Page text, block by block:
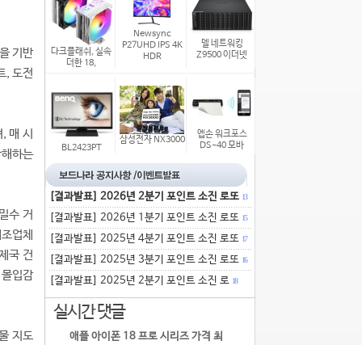
기반
, 도전
매 시
하는
수 거
업체
국 건
입감
지도
다크플래쉬, 실속
더한 18,
Newsync
P27UHD IPS 4K
HDR
델 네트워킹
Z9500 이더넷
BL2423PT
삼성전자 NX3000
엡손 워크포스
DS-40 모바
[결과발표] 2026년 2분기 포인트 소진 로또 13
[결과발표] 2026년 1분기 포인트 소진 로또 15
[결과발표] 2025년 4분기 포인트 소진 로또 17
[결과발표] 2025년 3분기 포인트 소진 로또 16
[결과발표] 2025년 2분기 포인트 소진 로 18
실시간 댓글
애플 아이폰 18 프로 시리즈 가격 최